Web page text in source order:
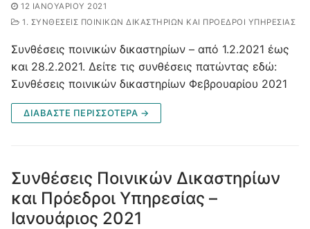
12 ΙΑΝΟΥΑΡΊΟΥ 2021
1. ΣΥΝΘΈΣΕΙΣ ΠΟΙΝΙΚΏΝ ΔΙΚΑΣΤΗΡΊΩΝ ΚΑΙ ΠΡΌΕΔΡΟΙ ΥΠΗΡΕΣΊΑΣ
Συνθέσεις ποινικών δικαστηρίων – από 1.2.2021 έως
και 28.2.2021. Δείτε τις συνθέσεις πατώντας εδώ:
Συνθέσεις ποινικών δικαστηρίων Φεβρουαρίου 2021
ΔΙΑΒΑΣΤΕ ΠΕΡΙΣΣΟΤΕΡΑ →
Συνθέσεις Ποινικών Δικαστηρίων
και Πρόεδροι Υπηρεσίας –
Ιανουάριος 2021